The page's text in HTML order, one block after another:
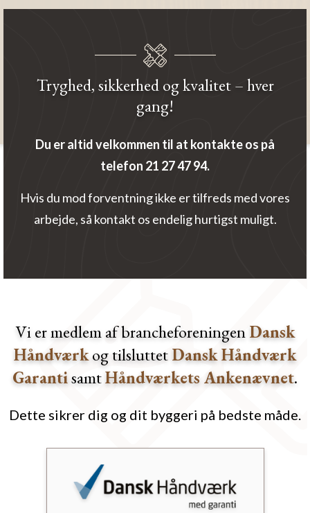
Tryghed, sikkerhed og kvalitet – hver
gang!
Du er altid velkommen til at kontakte os på
telefon 21 27 47 94.
Hvis du mod forventning ikke er tilfreds med vores
arbejde, så kontakt os endelig hurtigst muligt.
Vi er medlem af brancheforeningenDansk
Håndværkog tilsluttetDansk Håndværk
GarantisamtHåndværkets Ankenævnet.
Dette sikrer dig og dit byggeri på bedste måde.